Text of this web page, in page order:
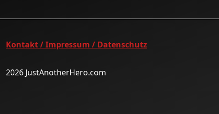
Kontakt / Impressum / Datenschutz
2026 JustAnotherHero.com